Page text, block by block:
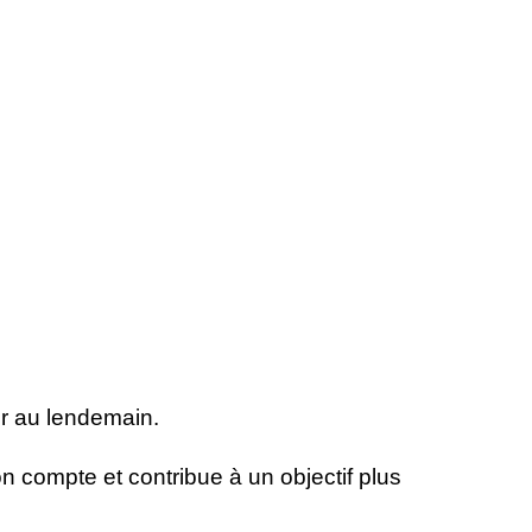
au lendemain.
compte et contribue à un objectif plus